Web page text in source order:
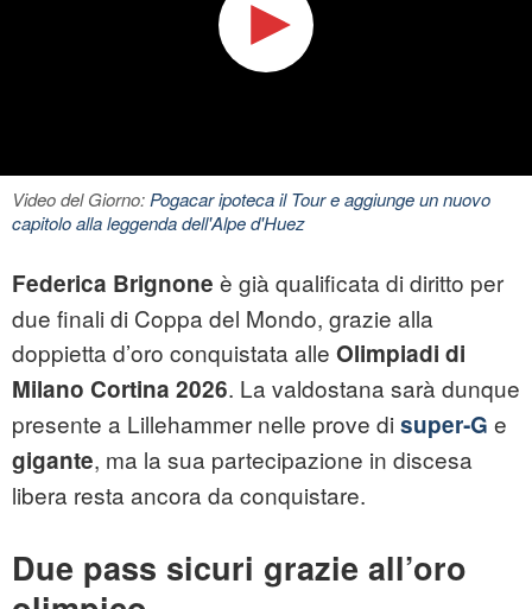
Video del Giorno:Pogacar ipoteca il Tour e aggiunge un nuovo
capitolo alla leggenda dell'Alpe d'Huez
Federica Brignone è già qualificata di diritto per
due finali di Coppa del Mondo, grazie alla
doppietta d’oro conquistata alle Olimpiadi di
Milano Cortina 2026. La valdostana sarà dunque
presente a Lillehammer nelle prove di super‑G e
gigante, ma la sua partecipazione in discesa
libera resta ancora da conquistare.
Due pass sicuri grazie all’oro